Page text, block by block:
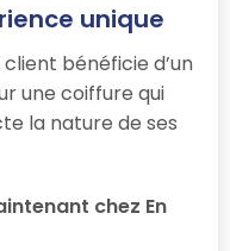
unique
bénéficie d’un
une coiffure qui
la nature de ses
chez En